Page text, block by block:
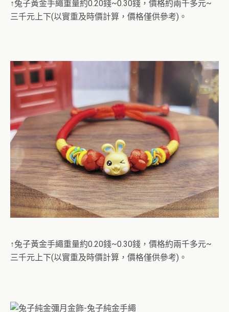
↑兔子黃金手繩重量約0.20錢~0.30錢，價格約兩千多元~
三千元上下(以實重及時價計算，價格僅供參考)。
↑兔子黃金手繩重量約0.20錢~0.30錢，價格約兩千多元~
三千元上下(以實重及時價計算，價格僅供參考)。